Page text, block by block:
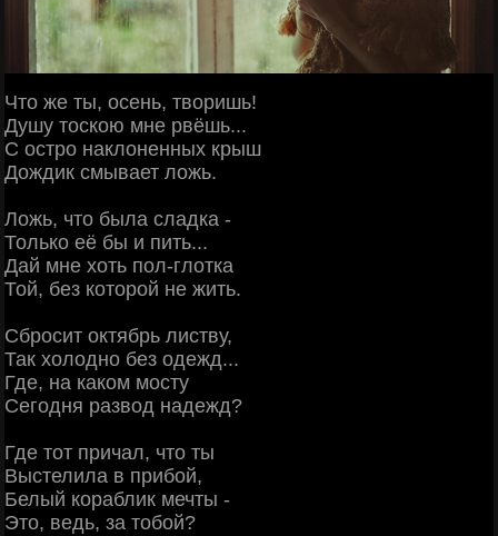
Что же ты, осень, творишь!
Душу тоскою мне рвёшь...
С остро наклоненных крыш
Дождик смывает ложь.
Ложь, что была сладка -
Только её бы и пить...
Дай мне хоть пол-глотка
Той, без которой не жить.
Сбросит октябрь листву,
Так холодно без одежд...
Где, на каком мосту
Сегодня развод надежд?
Где тот причал, что ты
Выстелила в прибой,
Белый кораблик мечты -
Это, ведь, за тобой?